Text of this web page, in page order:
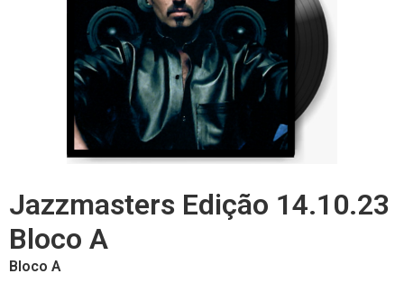
Jazzmasters Edição 14.10.23
Bloco A
Bloco A